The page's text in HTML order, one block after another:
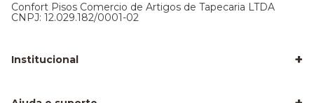
Confort Pisos Comercio de Artigos de Tapecaria LTDA
CNPJ: 12.029.182/0001-02
Institucional +